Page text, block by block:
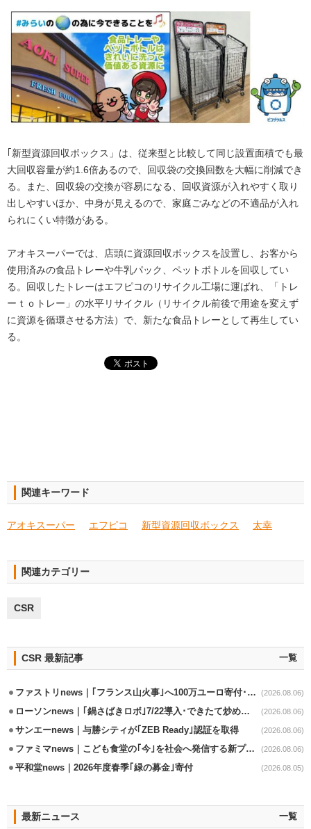
｢新型資源回収ボックス」は、従来型と比較して同じ設置面積でも最
大回収容量が約1.6倍あるので、回収袋の交換回数を大幅に削減でき
る。また、回収袋の交換が容易になる、回収資源が入れやすく取り
出しやすいほか、中身が見えるので、家庭ごみなどの不適品が入れ
られにくい特徴がある。
アオキスーパーでは、店頭に資源回収ボックスを設置し、お客から
使用済みの食品トレーや牛乳パック、ペットボトルを回収してい
る。回収したトレーはエフピコのリサイクル工場に運ばれ、「トレ
ーｔｏトレー」の水平リサイクル（リサイクル前後で用途を変えず
に資源を循環させる方法）で、新たな食品トレーとして再生してい
る。
関連キーワード
アオキスーパー エフピコ 新型資源回収ボックス 太幸
関連カテゴリー
CSR
CSR 最新記事 一覧
ファストリnews｜｢フランス山火事｣へ100万ユーロ寄付･衣料5万点も提供 (2026.08.06)
ローソンnews｜｢鍋さばきロボ｣7/22導入･できたて炒めメニューを提供 (2026.08.06)
サンエーnews｜与勝シティが｢ZEB Ready｣認証を取得 (2026.08.06)
ファミマnews｜こども食堂の｢今｣を社会へ発信する新プロジェクト始動 (2026.08.06)
平和堂news｜2026年度春季｢緑の募金｣寄付 (2026.08.05)
最新ニュース 一覧